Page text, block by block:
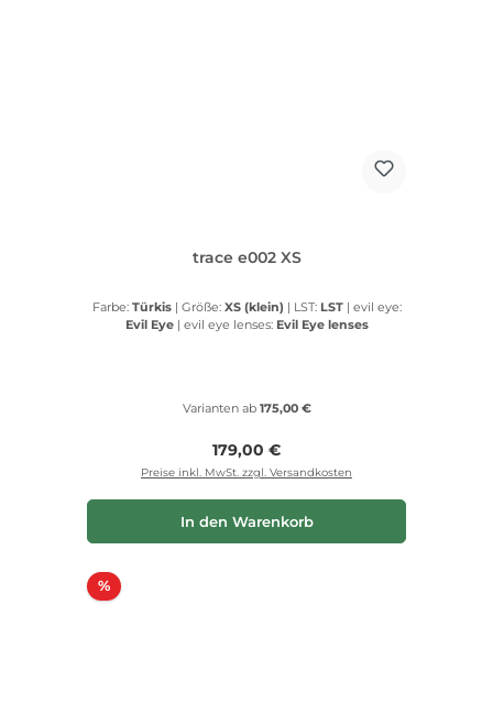
trace e002 XS
Farbe: Türkis | Größe: XS (klein) | LST: LST | evil eye:
Evil Eye | evil eye lenses: Evil Eye lenses
Varianten ab175,00 €
Regulärer Preis:
179,00 €
Preise inkl. MwSt. zzgl. Versandkosten
In den Warenkorb
%Rabatt